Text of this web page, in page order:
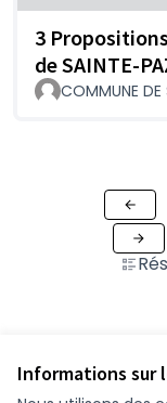
Informations sur
3
de SAINTE-
COMMUNE DE